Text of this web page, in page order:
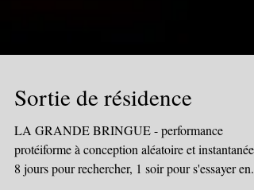
Sortie de résidence
LA GRANDE BRINGUE - performance
protéiforme à conception aléatoire et instantanée .